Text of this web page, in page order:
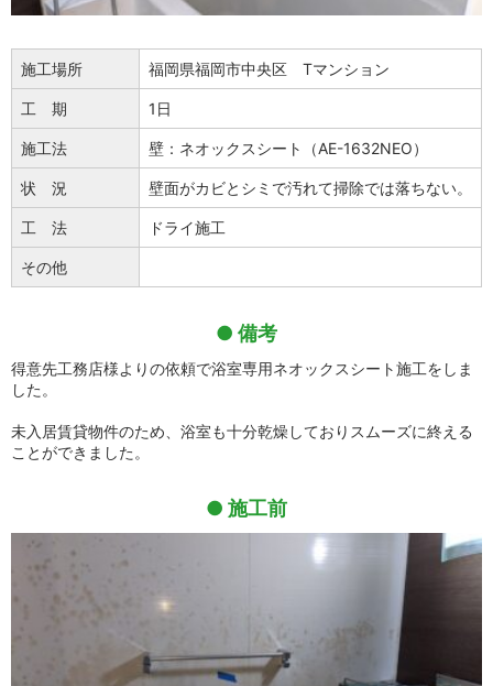
施工場所 福岡県福岡市中央区 Tマンション
工 期 1日
施工法 壁：ネオックスシート（AE-1632NEO）
状 況 壁面がカビとシミで汚れて掃除では落ちない。
工 法 ドライ施工
その他
備考
得意先工務店様よりの依頼で浴室専用ネオックスシート施工をしま
した。
未入居賃貸物件のため、浴室も十分乾燥しておりスムーズに終える
ことができました。
施工前